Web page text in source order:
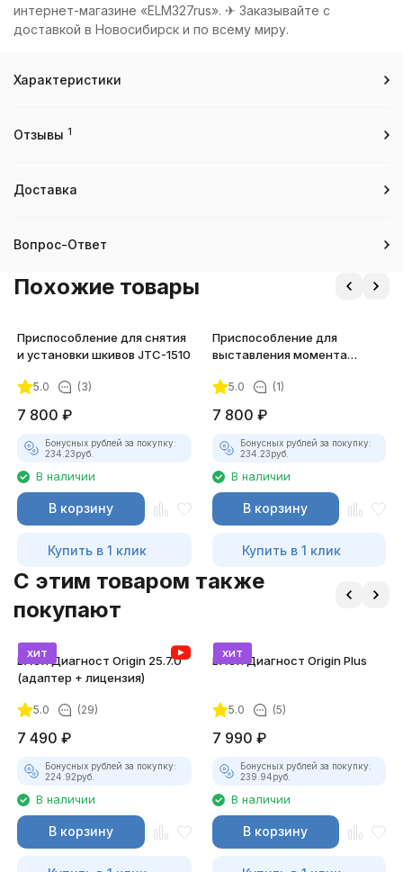
интернет-магазине «ELM327rus». ✈ Заказывайте с
доставкой в Новосибирск и по всему миру.
Характеристики
Отзывы 1
Доставка
Вопрос-Ответ
Похожие товары
Приспособление для снятия
и установки шкивов JTC-1510
5.0 (3)
7 800 ₽
Бонусных рублей за покупку:
234.23руб.
В наличии
В корзину
Купить в 1 клик
Приспособление для
выставления момента
5.0 (1)
7 800 ₽
Бонусных рублей за покупку:
234.23руб.
В наличии
В корзину
Купить в 1 клик
C этим товаром также
покупают
хит
ВАСЯ Диагност Origin 25.7.0
(адаптер + лицензия)
5.0 (29)
7 490 ₽
Бонусных рублей за покупку:
224.92руб.
В наличии
В корзину
хит
ВАСЯ Диагност Origin Plus
5.0 (5)
7 990 ₽
Бонусных рублей за покупку:
239.94руб.
В наличии
В корзину